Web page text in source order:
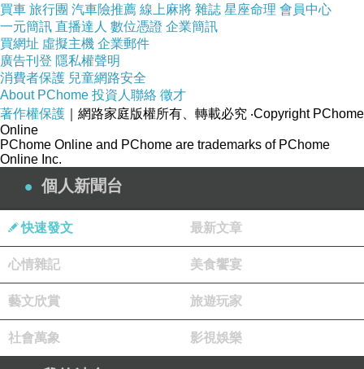
當紅大陸女星景甜於19日獲得金掃帚獎最令人失
望女演員的「殊榮」。面對這項尷尬的榮譽，她
本人似乎不受影響，於昨（20）日在微博放上新
髮型照，還留言問粉絲要不要一起變新造型啊，
卻又被網友狠酸。
也樂到繼續拿她尋開心。景甜於19日榮登金掃帚
獎「爛片影后」殊榮，她本人似乎心情不受影
面春風。
買車 旅行團 汽車險推薦 線上麻將 雜誌 星座命理 會員中心
一元簡訊 直播達人 數位憑證 企業簡訊
買網址 虛擬主機 企業郵件
廣告刊登 隱私權聲明
消費者保護 兒童網路安全
About PChome 投資人聯絡 徵才
著作權保護 ｜網路家庭版權所有、轉載必究 ‧Copyright PChome
Online
PChome Online and PChome are trademarks of PChome
Online Inc.
個人新聞台
快速發文 最新文章
心情雜記 美食饗宴
藝文欣賞 旅遊玩家
社會萬象 影視娛樂